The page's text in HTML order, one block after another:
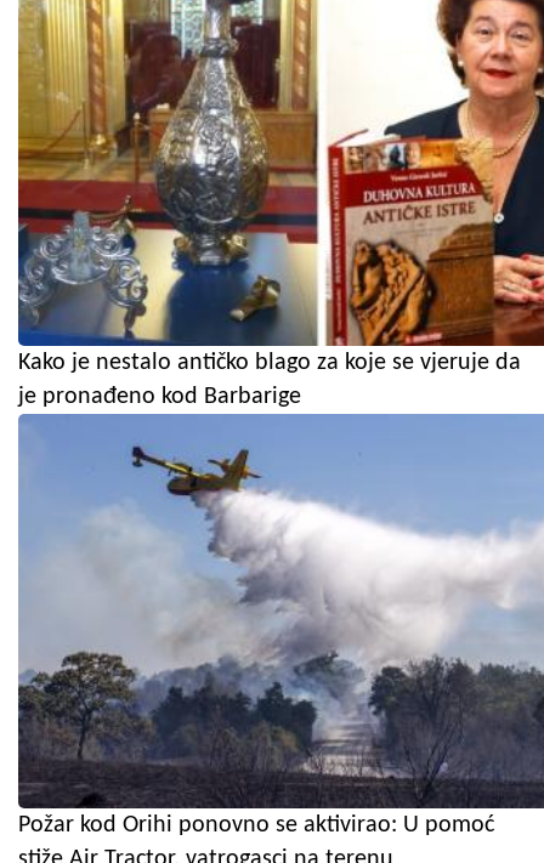
Kako je nestalo antičko blago za koje se vjeruje da
je pronađeno kod Barbarige
Požar kod Orihi ponovno se aktivirao: U pomoć